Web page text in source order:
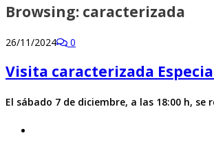
Browsing: caracterizada
26/11/2024 0
Visita caracterizada
El sábado 7 de diciembre, a las 18:00 h,